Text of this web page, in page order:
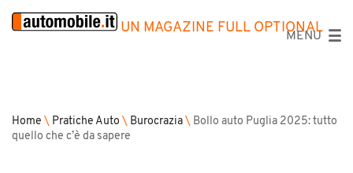
UN MAGAZINE FULL OPTIONAL
MENU
Home \ Pratiche Auto \ Burocrazia \ Bollo auto Puglia 2025: tutto
quello che c’è da sapere